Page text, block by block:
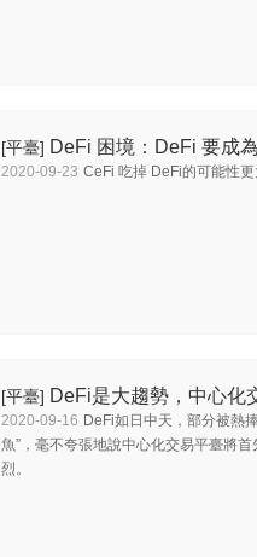
[平臺] DeFi 困境：DeFi 要成
2020-09-23 CeFi 吃掉 DeFi的可能性更
[平臺] DeFi是大趨勢，中心化
2020-09-16 DeFi如日中天，部分被熱
魚”，毫不夸張地說中心化交易平臺將
烈。